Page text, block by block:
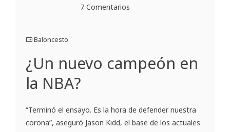
7 Comentarios
Baloncesto
¿Un nuevo campeón en
la NBA?
“Terminó el ensayo. Es la hora de defender nuestra
corona”, aseguró Jason Kidd, el base de los actuales